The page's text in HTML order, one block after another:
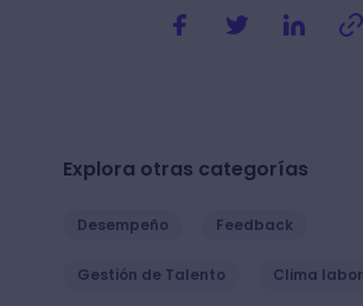
Explora otras categorías
Desempeño Feedback
Gestión de Talento Clima